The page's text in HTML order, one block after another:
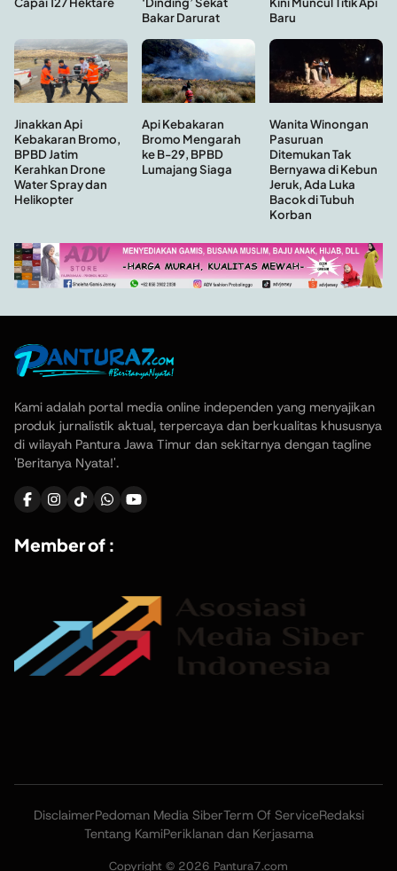
Bakar Darurat
Baru
Jinakkan Api
Kebakaran Bromo,
BPBD Jatim
Kerahkan Drone
Water Spray dan
Helikopter
Api Kebakaran
Bromo Mengarah
ke B-29, BPBD
Lumajang Siaga
Wanita Winongan
Pasuruan
Ditemukan Tak
Bernyawa di Kebun
Jeruk, Ada Luka
Bacok di Tubuh
Korban
Kami adalah portal media online independen yang menyajikan
produk jurnalistik aktual, terpercaya dan berkualitas khususnya
di wilayah Pantura Jawa Timur dan sekitarnya dengan tagline
'Beritanya Nyata!'.
Member of :
DisclaimerPedoman Media SiberTerm Of ServiceRedaksi
Tentang KamiPeriklanan dan Kerjasama
Copyright © 2026 Pantura7.com